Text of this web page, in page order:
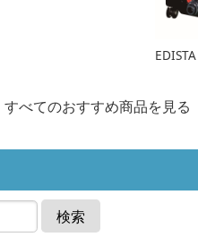
すべてのおすすめ商品を見る
検索